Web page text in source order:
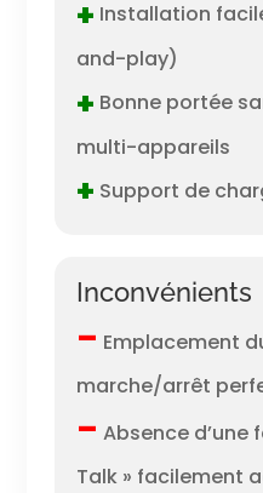
+ Installation
and-play)
+ Bonne portée
multi-appareils
+ Support de
Inconvénients
– Emplacement
marche/arrêt
– Absence d’une
Talk » facilement